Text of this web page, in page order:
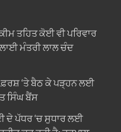
ਤਹਿਤ ਕੋਈ ਵੀ ਪਰਿਵਾਰ
ਮੰਤਰੀ ਲਾਲ ਚੰਦ
ਫ਼ਰਸ਼ ‘ਤੇ ਬੈਠ ਕੇ ਪੜ੍ਹਨ ਲਈ
ਸਿੰਘ ਬੈਂਸ
ਦੇ ਪੱਧਰ ‘ਚ ਸੁਧਾਰ ਲਈ